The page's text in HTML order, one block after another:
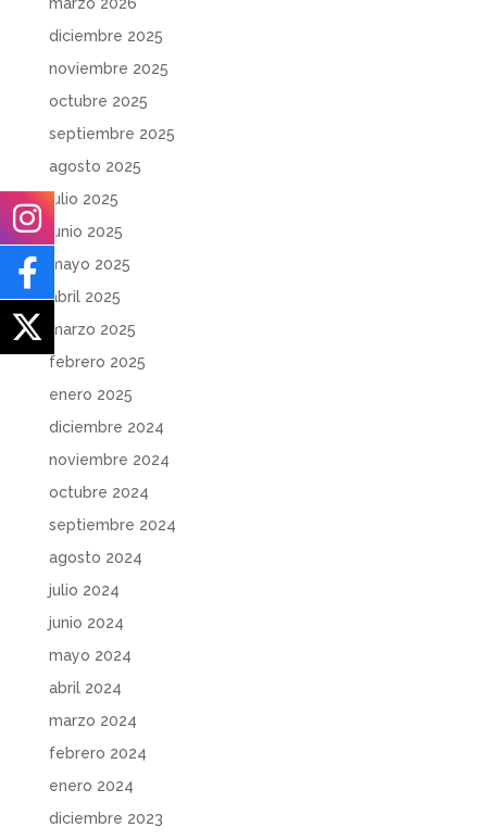
diciembre 2025
noviembre 2025
octubre 2025
septiembre 2025
agosto 2025
julio 2025
junio 2025
mayo 2025
abril 2025
marzo 2025
febrero 2025
enero 2025
diciembre 2024
noviembre 2024
octubre 2024
septiembre 2024
agosto 2024
julio 2024
junio 2024
mayo 2024
abril 2024
marzo 2024
febrero 2024
enero 2024
diciembre 2023